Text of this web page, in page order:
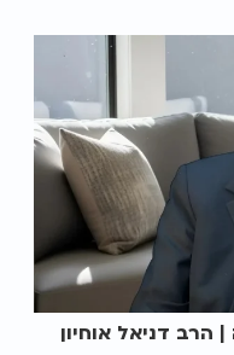
הרב דניאל אוחיון